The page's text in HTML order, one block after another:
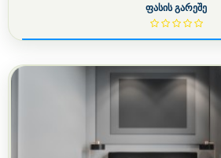
ფასის გარეშე